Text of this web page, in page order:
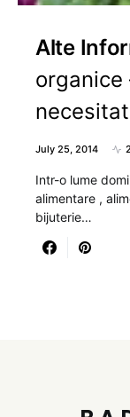
Alte
organice
July 25, 2014
Intr-o lume
alimentare ,
bijuterie…